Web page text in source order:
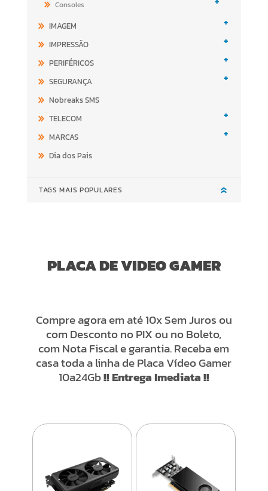
Consoles
IMAGEM +
IMPRESSÃO +
PERIFÉRICOS +
SEGURANÇA +
Nobreaks SMS
TELECOM
+
MARCAS +
Dia dos Pais
TAGS MAIS POPULARES
PLACA DE VIDEO GAMER
Compre agora em até 10x Sem Juros ou
com Desconto no PIX ou no Boleto,
com Nota Fiscal e garantia. Receba em
casa toda a linha de Placa Vídeo Gamer
10a24Gb!! Entrega Imediata !!